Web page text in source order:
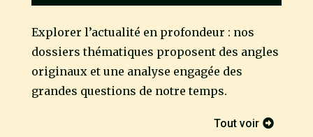
Explorer l’actualité en profondeur : nos
dossiers thématiques proposent des angles
originaux et une analyse engagée des
grandes questions de notre temps.
Tout voir